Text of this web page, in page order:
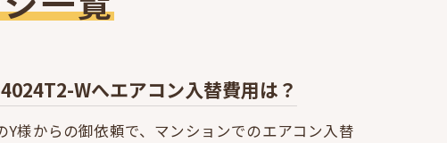
Wへエアコン入替費用は？
様からの御依頼で、マンションでのエアコン入替